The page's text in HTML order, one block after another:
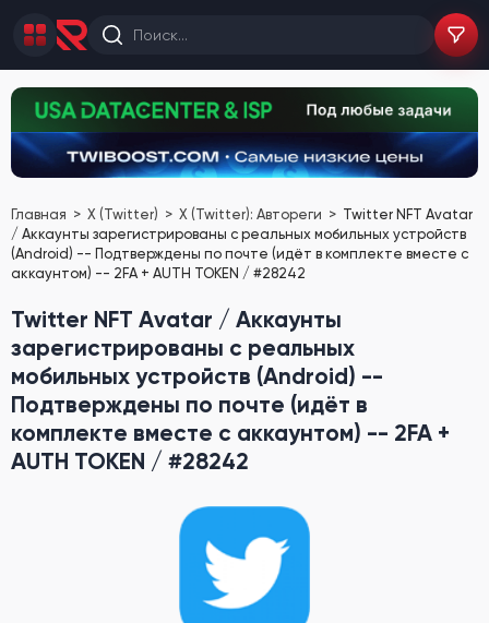
Главная X (Twitter) X (Twitter): Автореги
Twitter NFT Avatar
/ Аккаунты зарегистрированы с реальных мобильных устройств
(Android) -- Подтверждены по почте (идёт в комплекте вместе с
аккаунтом) -- 2FA + AUTH TOKEN / #28242
Twitter NFT Avatar / Аккаунты
зарегистрированы с реальных
мобильных устройств (Android) --
Подтверждены по почте (идёт в
комплекте вместе с аккаунтом) -- 2FA +
AUTH TOKEN / #28242